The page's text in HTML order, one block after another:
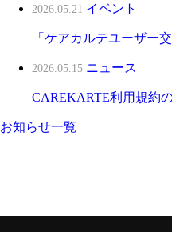
2026.05.21 イベント
「ケアカルテユーザー
2026.05.15 ニュース
CAREKARTE利用規約
お知らせ一覧